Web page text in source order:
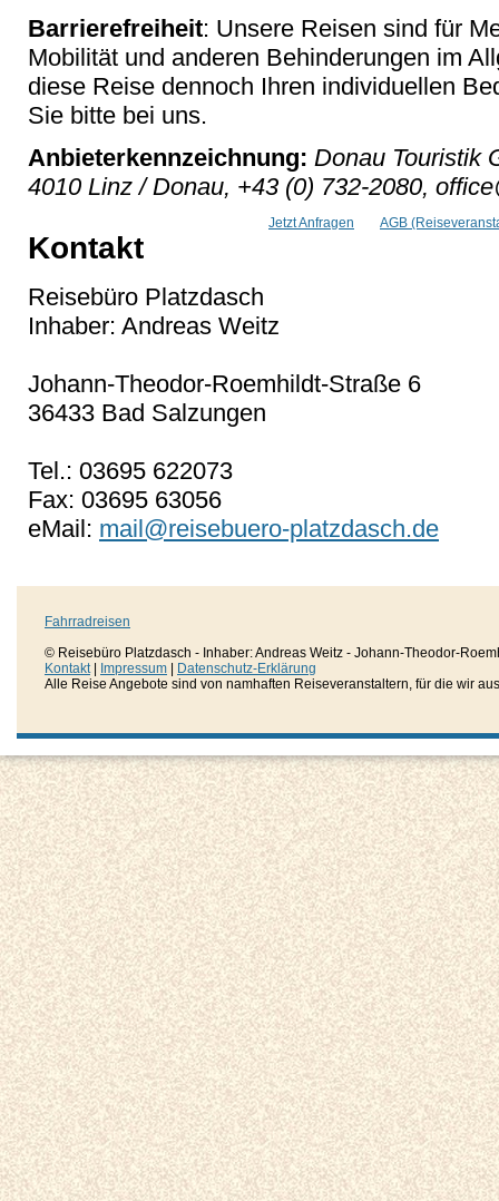
Barrierefreiheit: Unsere Reisen sind für
Mobilität und anderen Behinderungen im
diese Reise dennoch Ihren individuellen
Sie bitte bei uns.
Anbieterkennzeichnung: Donau Touristik
4010 Linz / Donau, +43 (0) 732-2080,
Jetzt Anfragen AGB
Kontakt
Reisebüro Platzdasch
Inhaber: Andreas Weitz
Johann-Theodor-Roemhildt-Straße 6
36433 Bad Salzungen
Tel.: 03695 622073
Fax: 03695 63056
eMail: mail@reisebuero-platzdasch.de
Fahrradreisen
© Reisebüro Platzdasch - Inhaber: Andreas Weitz - Johann-Theodor-
Kontakt| Impressum
Datenschutz-Erklärung
Alle Reise Angebote sind von namhaften Reiseveranstaltern, für die wir